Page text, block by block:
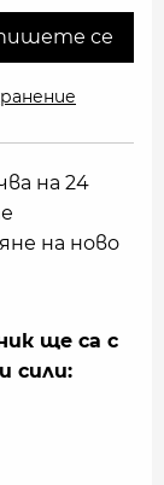
на 24
на ново
ще са с
сили: